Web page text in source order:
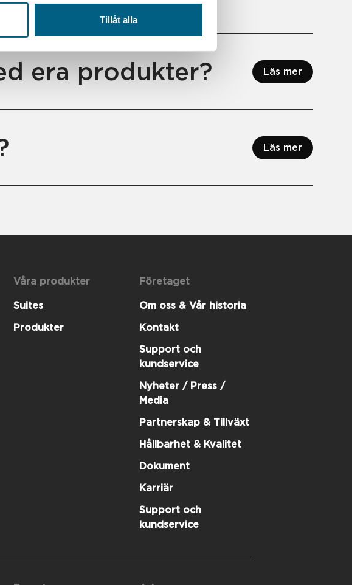
Tillåt alla
era produkter? Läs mer
Läs mer
Våra produkter
Suites
Produkter
Företaget
Om oss & Vår historia
Kontakt
Support och
kundservice
Nyheter / Press /
Media
Partnerskap & Tillväxt
Hållbarhet & Kvalitet
Dokument
Karriär
Support och
kundservice